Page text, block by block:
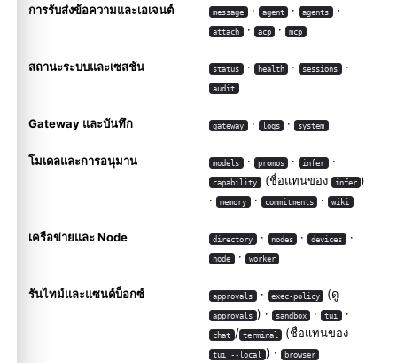
การรับส่งข้อความและเอเจนต์ message · agent · agents ·
attach · acp · mcp
สถานะระบบและเซสชัน status · health · sessions ·
audit
Gateway และบันทึก gateway · logs · system
โมเดลและการอนุมาน models · promos · infer ·
capability (ชื่อแทนของ infer )
·
memory · commitments · wiki
เครือข่ายและ Node directory · nodes · devices ·
node · worker
รันไทม์และแซนด์บ็อกซ์ approvals · exec-policy (ดู
approvals ) · sandbox · tui ·
chat / terminal (ชื่อแทนของ
tui --local ) · browser